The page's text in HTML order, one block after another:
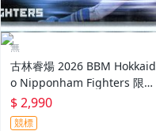
無
古林睿煬 2026 BBM Hokkaid
o Nipponham Fighters 限量
30張新人實戰多色 Patch主場
球衣卡 RC～
$ 2,990
競標